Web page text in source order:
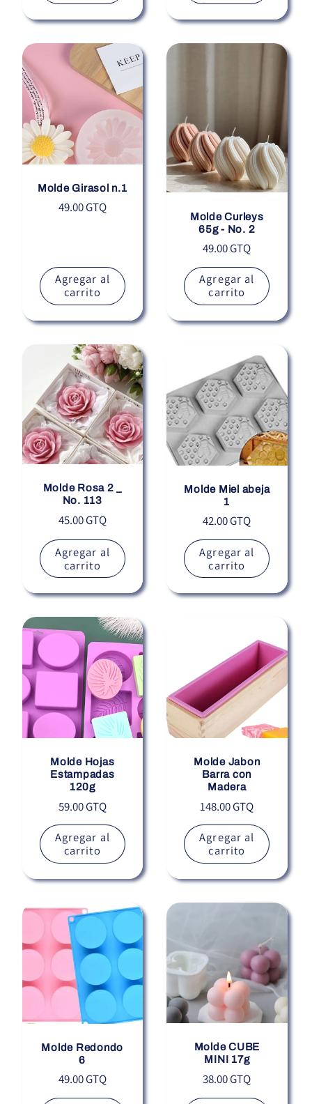
Molde Girasol n.1
Precio
49.00 GTQ
Agregar al
carrito
Molde Curleys
65g - No. 2
Precio
habitual
49.00 GTQ
Agregar al
carrito
Molde Rosa 2 _
No. 113
Precio
habitual
45.00 GTQ
Agregar al
carrito
Molde Miel abeja
1
Precio
habitual
42.00 GTQ
Agregar al
carrito
Molde Hojas
Estampadas
120g
Precio
habitual
59.00 GTQ
Agregar al
carrito
Molde Jabon
Barra con
Madera
Precio
habitual
148.00 GTQ
Agregar al
carrito
Molde Redondo
6
Precio
habitual
49.00 GTQ
Molde CUBE
MINI 17g
Precio
habitual
38.00 GTQ